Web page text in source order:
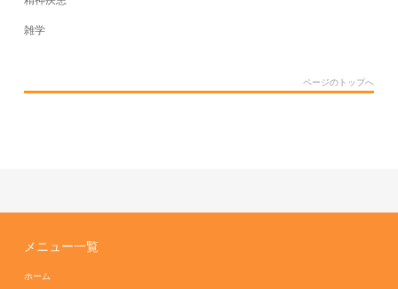
雑学
ページのトップへ
メニュー一覧
ホーム